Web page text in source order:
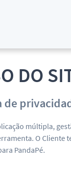
DO
de
múltipla,
O
PandaPé.